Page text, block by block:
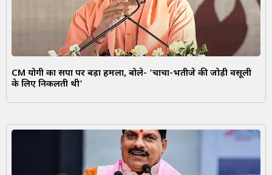
CM योगी का सपा पर बड़ा हमला, बोले- ‘चाचा-भतीजे की जोड़ी वसूली
के लिए निकलती थी’